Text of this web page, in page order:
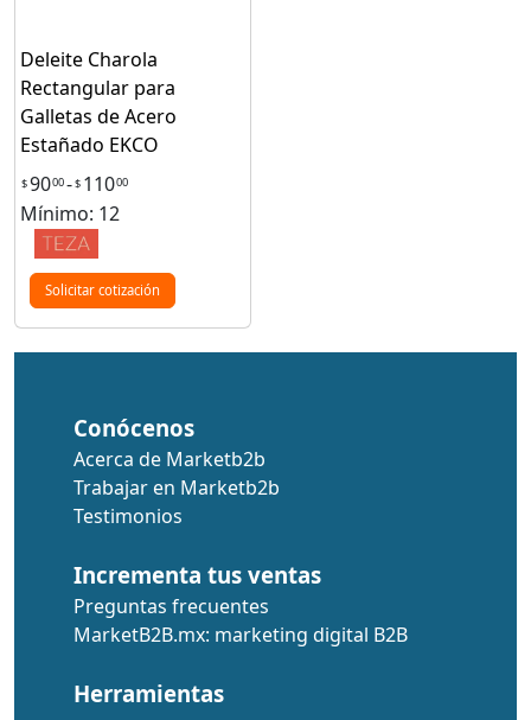
Deleite Charola
Rectangular para
Galletas de Acero
Estañado EKCO
$9000-$ 11000
Mínimo: 12
Solicitar cotización
Conócenos
Acerca de Marketb2b
Trabajar en Marketb2b
Testimonios
Incrementa tus ventas
Preguntas frecuentes
MarketB2B.mx: marketing digital B2B
Herramientas